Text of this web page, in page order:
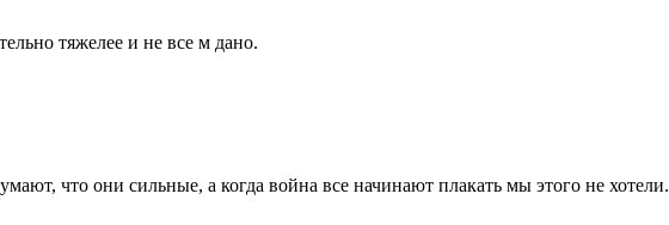
тяжелее и не все м дано.
что они сильные, а когда война все начинают плакать мы этого не хотели.